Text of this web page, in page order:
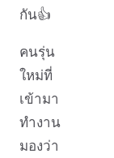
กัน👍
คนรุ่น
ใหม่ที่
เข้ามา
ทำงาน
มองว่า